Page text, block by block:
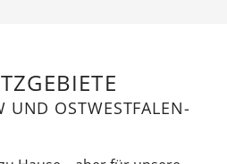
UND OSTWESTFALEN-